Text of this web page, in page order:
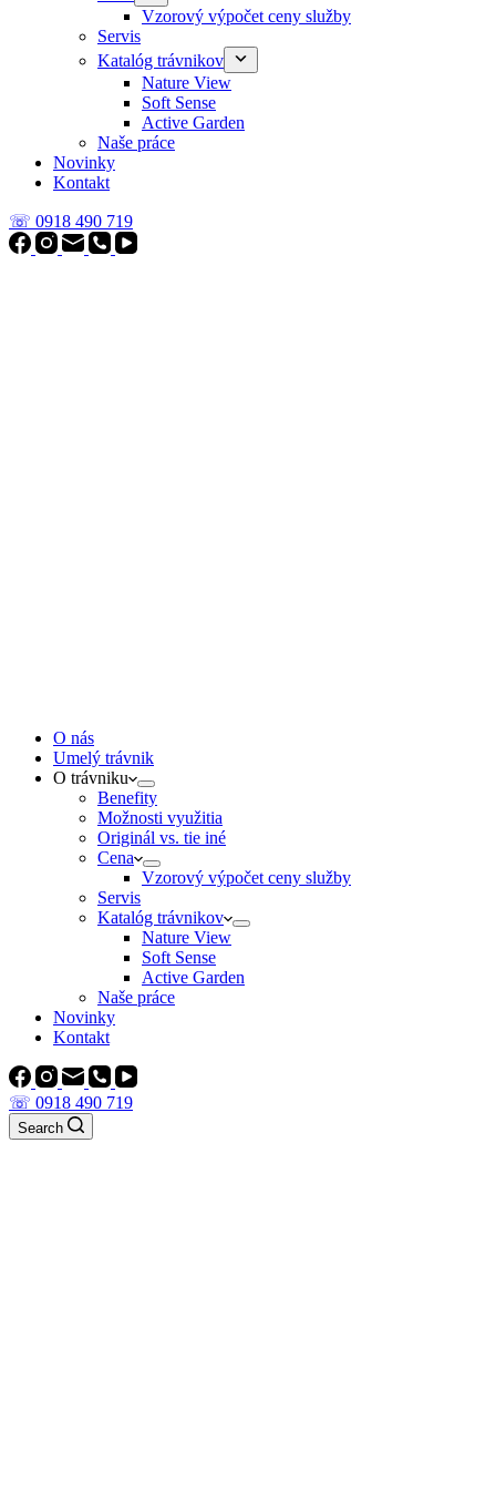
Vzorový výpočet ceny služby
Servis
Katalóg trávnikov
Nature View
Soft Sense
Active Garden
Naše práce
Novinky
Kontakt
☏ 0918 490 719
O nás
Umelý trávnik
O trávniku
Benefity
Možnosti využitia
Originál vs. tie iné
Cena
Vzorový výpočet ceny služby
Servis
Katalóg trávnikov
Nature View
Soft Sense
Active Garden
Naše práce
Novinky
Kontakt
☏ 0918 490 719
Search